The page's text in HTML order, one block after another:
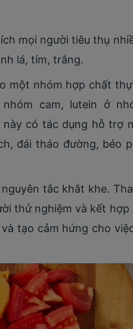
mọi người tiêu thụ
lá, tím, trắng.
một nhóm hợp chất
cam, lutein ở
có tác dụng hỗ trợ
đái tháo đường, béo
tắc khắt khe.
thử nghiệm và kết hợp
tạo cảm hứng cho